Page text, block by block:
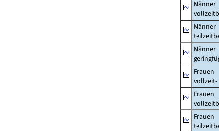
Männer
Männer
Männer
Frauen
vollzeit-
Frauen
Frauen